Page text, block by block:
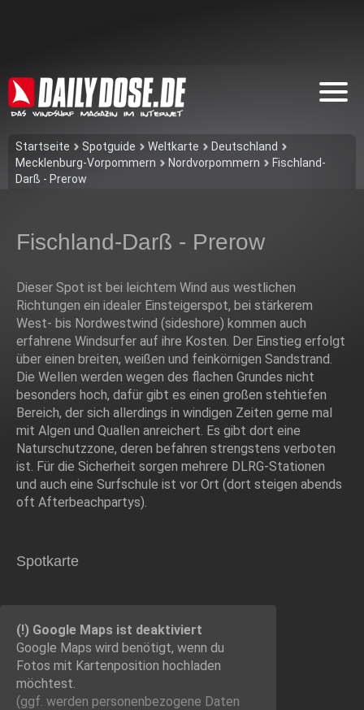
Startseite Spotguide Weltkarte
Deutschland
Mecklenburg-Vorpommern
Nordvorpommern
Fischland-
Darß - Prerow
Fischland-Darß - Prerow
Dieser Spot ist bei leichtem Wind aus westlichen
Richtungen ein idealer Einsteigerspot, bei stärkerem
West- bis Nordwestwind (sideshore) kommen auch
erfahrene Windsurfer auf ihre Kosten. Der Einstieg erfolgt
über einen breiten, weißen und feinkörnigen Sandstrand.
Die Wellen werden wegen des flachen Grundes nicht
besonders hoch, dafür gibt es einen großen stehtiefen
Bereich, der sich allerdings in windigen Zeiten gerne mal
mit Algen und Quallen anreichert. Es gibt dort eine
Naturschutzzone, deren befahren strengstens verboten
ist. Für die Sicherheit sorgen mehrere DLRG-Stationen
und auch eine Surfschule ist vor Ort (dort steigen abends
oft Afterbeachpartys).
Spotkarte
(!) Google Maps ist deaktiviert
Google Maps wird benötigt, wenn du
Fotos mit Kartenposition hochladen
möchtest.
(ggf. werden personen­bezogene Daten